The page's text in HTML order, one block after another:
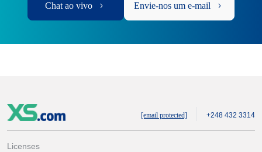
Chat ao vivo Envie-nos um e-mail
[email protected] +248 432 3314
Licenses